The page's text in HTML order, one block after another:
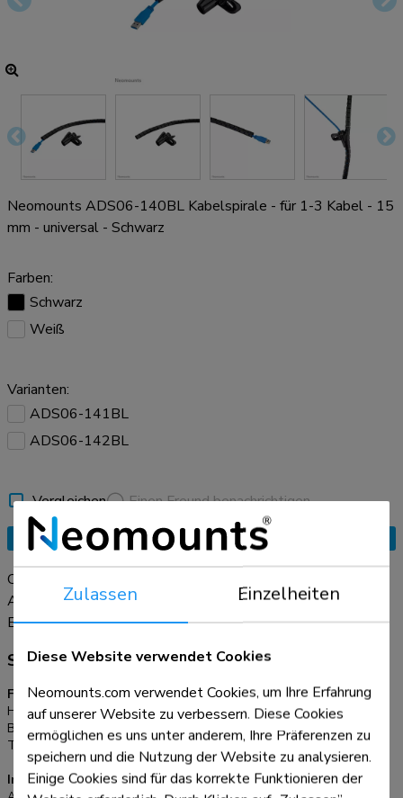
Neomounts ADS06-140BL Kabelspirale - für 1-3 Kabel - 15
mm - universal - Schwarz
Farben:
Schwarz
Weiß
Varianten:
ADS06-141BL
ADS06-142BL
Vergleichen
Einen Freund benachrichtigen
Angebotsanfrage
Organisieren Sie Ihre Kabel mit der praktischen Kabelspirale
ADS06-140BL. Diese flexible Kabelführungsspirale mit
einem Durchmesser von Ø15 mm nimmt bis zu drei Kabel auf
Der mitgelieferte Kabelführungsclip erleichtert das Einführen
und schnelle Anordnen der Kabel in der Hülse. Erzielen Sie
einen sauberen und organisierten Arbeitsbereich, in dem Ihre
Kabel nicht mehr zu sehen sind.
Erfahren Sie mehr
Spezifikationen
Funktionalität
Höhe:
200 cm
Breite:
1,5 cm
Tiefe:
Informationen
Zulassen Einzelheiten
Diese Website verwendet Cookies
Neomounts.com verwendet Cookies, um Ihre Erfahrung
auf unserer Website zu verbessern. Diese Cookies
ermöglichen es uns unter anderem, Ihre Präferenzen zu
speichern und die Nutzung der Website zu analysieren.
Einige Cookies sind für das korrekte Funktionieren der